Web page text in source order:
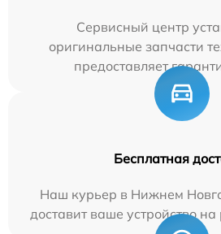
Сервисный центр
оригинальные запчасти
предоставляет
Бесплатная
Наш курьер в Нижнем
доставит ваше устройство